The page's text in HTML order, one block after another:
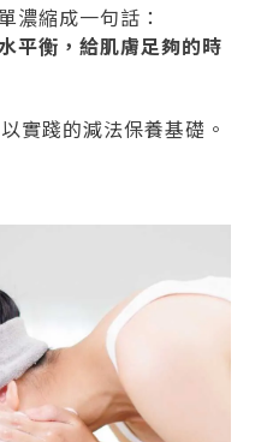
濃縮成一句話：
平衡，給肌膚足夠的時
實踐的減法保養基礎。